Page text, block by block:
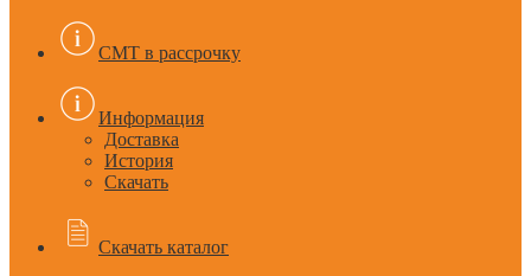
CMT в рассрочку
Информация
Доставка
История
Скачать
Скачать каталог